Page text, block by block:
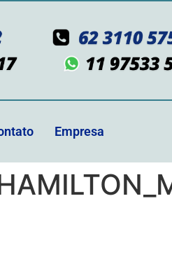
Empresa